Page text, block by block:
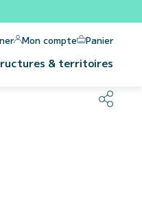
Mon compte Panier
& territoires